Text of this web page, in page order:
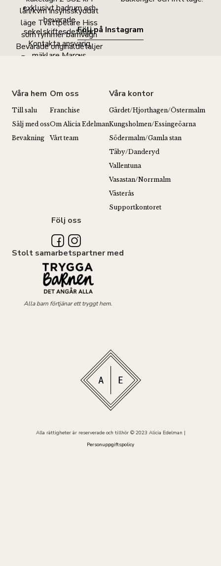
Följ på Instagram
Våra hem
Till salu
Sälj med oss
Bevakning
Om oss
Franchise
Om Alicia Edelman
Vårt team
Våra kontor
Gärdet/Hjorthagen/Östermalm
Kungsholmen/Essingeöarna
Södermalm/Gamla stan
Täby/Danderyd
Vallentuna
Vasastan/Norrmalm
Västerås
Supportkontoret
Följ oss
Stolt samarbetspartner med
Alla barn förtjänar ett tryggt hem.
Alla rättigheter är reserverade och tillhör © 2023 Alicia Edelman |
Personuppgiftspolicy